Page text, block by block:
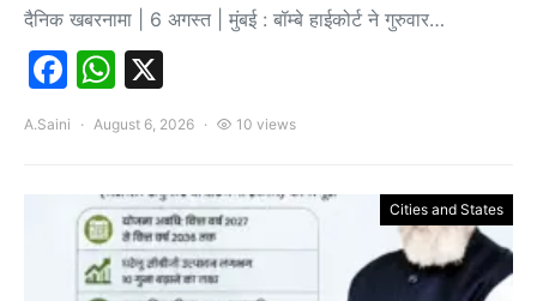
दैनिक खबरनामा | 6 अगस्त | मुंबई : बॉम्बे हाईकोर्ट ने गुरुवार…
Facebook
WhatsApp
A.Saini August 6, 2026 10 views
Cities and States